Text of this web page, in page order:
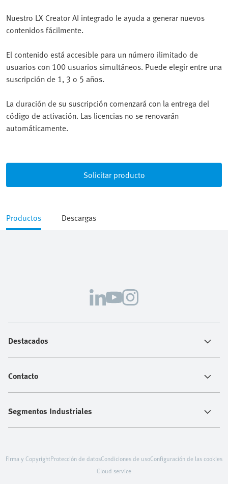
Nuestro LX Creator AI integrado le ayuda a generar nuevos
contenidos fácilmente.
El contenido está accesible para un número ilimitado de
usuarios con 100 usuarios simultáneos. Puede elegir entre una
suscripción de 1, 3 o 5 años.
La duración de su suscripción comenzará con la entrega del
código de activación. Las licencias no se renovarán
automáticamente.
Solicitar producto
Productos Descargas
Destacados
Contacto
Segmentos Industriales
Firma y CopyrightProtección de datosCondiciones de usoConfiguración de las cookies
Cloud service